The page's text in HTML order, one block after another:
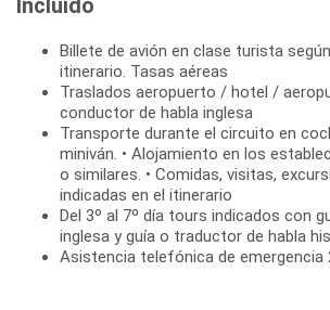
Billete de avión en clase turista
itinerario. Tasas aéreas
Traslados aeropuerto / hotel /
conductor de habla inglesa
Transporte durante el circuito en
miniván. • Alojamiento en los
o similares. • Comidas, visitas,
indicadas en el itinerario
Del 3º al 7º día tours indicados con
inglesa y guía o traductor de habla
Asistencia telefónica de emergencia